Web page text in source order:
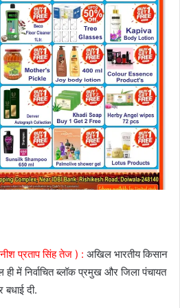
प्रताप सिंह तेज ) : अखिल भारतीय किसान
में निर्वाचित ब्लॉक प्रमुख और जिला पंचायत
दी.